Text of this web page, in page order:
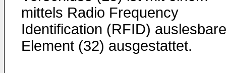
mittels Radio Frequency
Identification (RFID)
Element (32) ausgestattet.